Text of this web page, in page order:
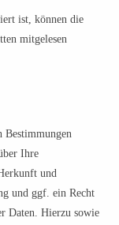
ist, können die
mitgelesen
Bestimmungen
Ihre
und
und ggf. ein Recht
Daten. Hierzu sowie